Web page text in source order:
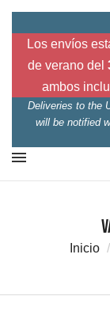
Los envíos
de verano del
ambos
Deliveries to the
will be notified
Inicio